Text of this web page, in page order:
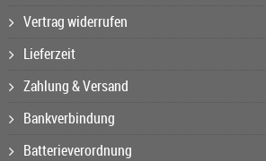
Vertrag widerrufen
Lieferzeit
Zahlung & Versand
Bankverbindung
Batterieverordnung